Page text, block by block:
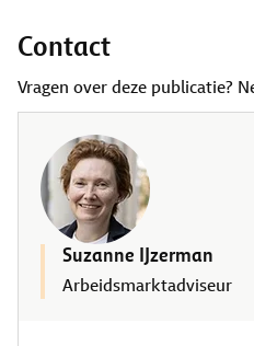
Contact
Vragen over deze publicatie?
Suzanne IJzerman
Arbeidsmarktadviseur